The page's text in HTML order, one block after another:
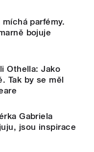
parfémy.
bojuje
Othella: Jako
Tak by se měl
Gabriela
jsou inspirace